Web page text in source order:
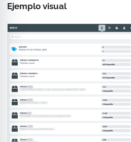
Ejemplo visual